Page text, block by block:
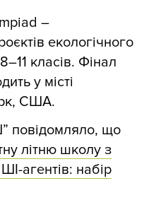
–
екологічного
класів. Фінал
у місті
США.
повідомляло, що
літню школу з
агентів: набір